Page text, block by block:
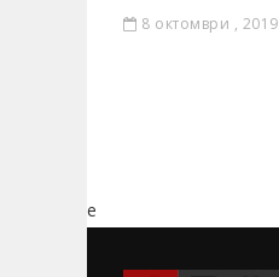
8 октомври , 2019
e